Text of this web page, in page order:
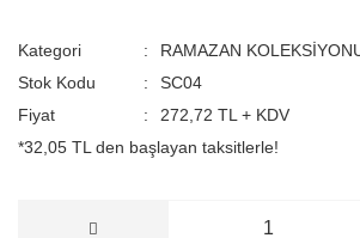
Kategori
RAMAZAN
Stok Kodu
SC04
Fiyat
272,72 TL + KDV
*32,05 TL den başlayan taksitlerle!